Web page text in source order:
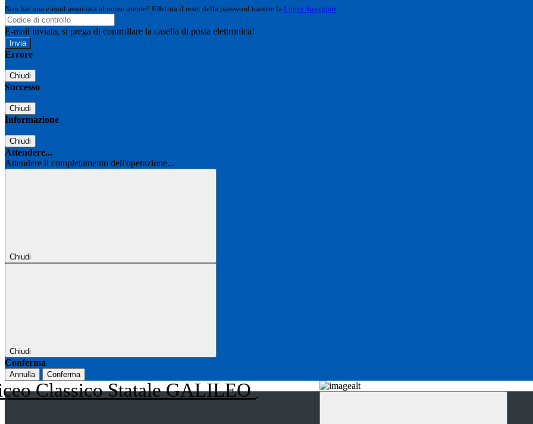
Non hai una e-mail associata al nome utente? Effettua il reset della password tramite la Login Spaggiari
E-mail inviata, si prega di controllare la casella di posta elettronica!
Errore
Chiudi
Successo
Chiudi
Informazione
Chiudi
Attendere...
Attendere il completamento dell'operazione...
Chiudi
Chiudi
Conferma
Annulla Conferma
Classico Statale GALILEO